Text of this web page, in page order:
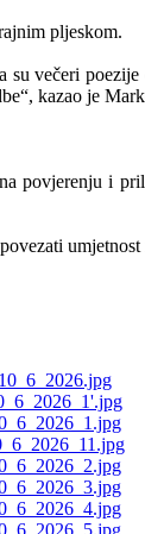
pljeskom.
večeri
kazao je
povjerenju i